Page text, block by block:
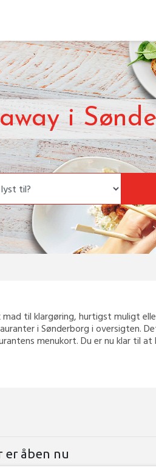
i
til klargøring, hurtigst muligt
i Sønderborg i
menukort. Du er nu klar til
er åben nu